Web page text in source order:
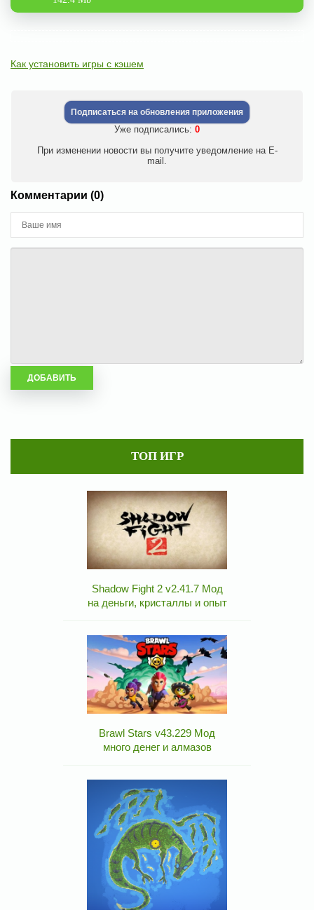
Как установить игры с кэшем
Подписаться на обновления приложения
Уже подписались: 0
При изменении новости вы получите уведомление на E-
mail.
Комментарии (0)
ТОП ИГР
Shadow Fight 2 v2.41.7 Мод
на деньги, кристаллы и опыт
Brawl Stars v43.229 Мод
много денег и алмазов